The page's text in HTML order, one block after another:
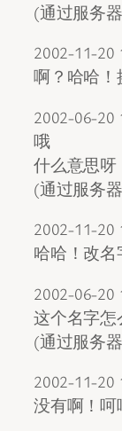
(通过服务
2002-11-20
啊？哈哈！
2002-06-20
哦
什么意思呀
(通过服务
2002-11-20
哈哈！改名
2002-06-20
这个名字怎
(通过服务
2002-11-20
没有啊！呵